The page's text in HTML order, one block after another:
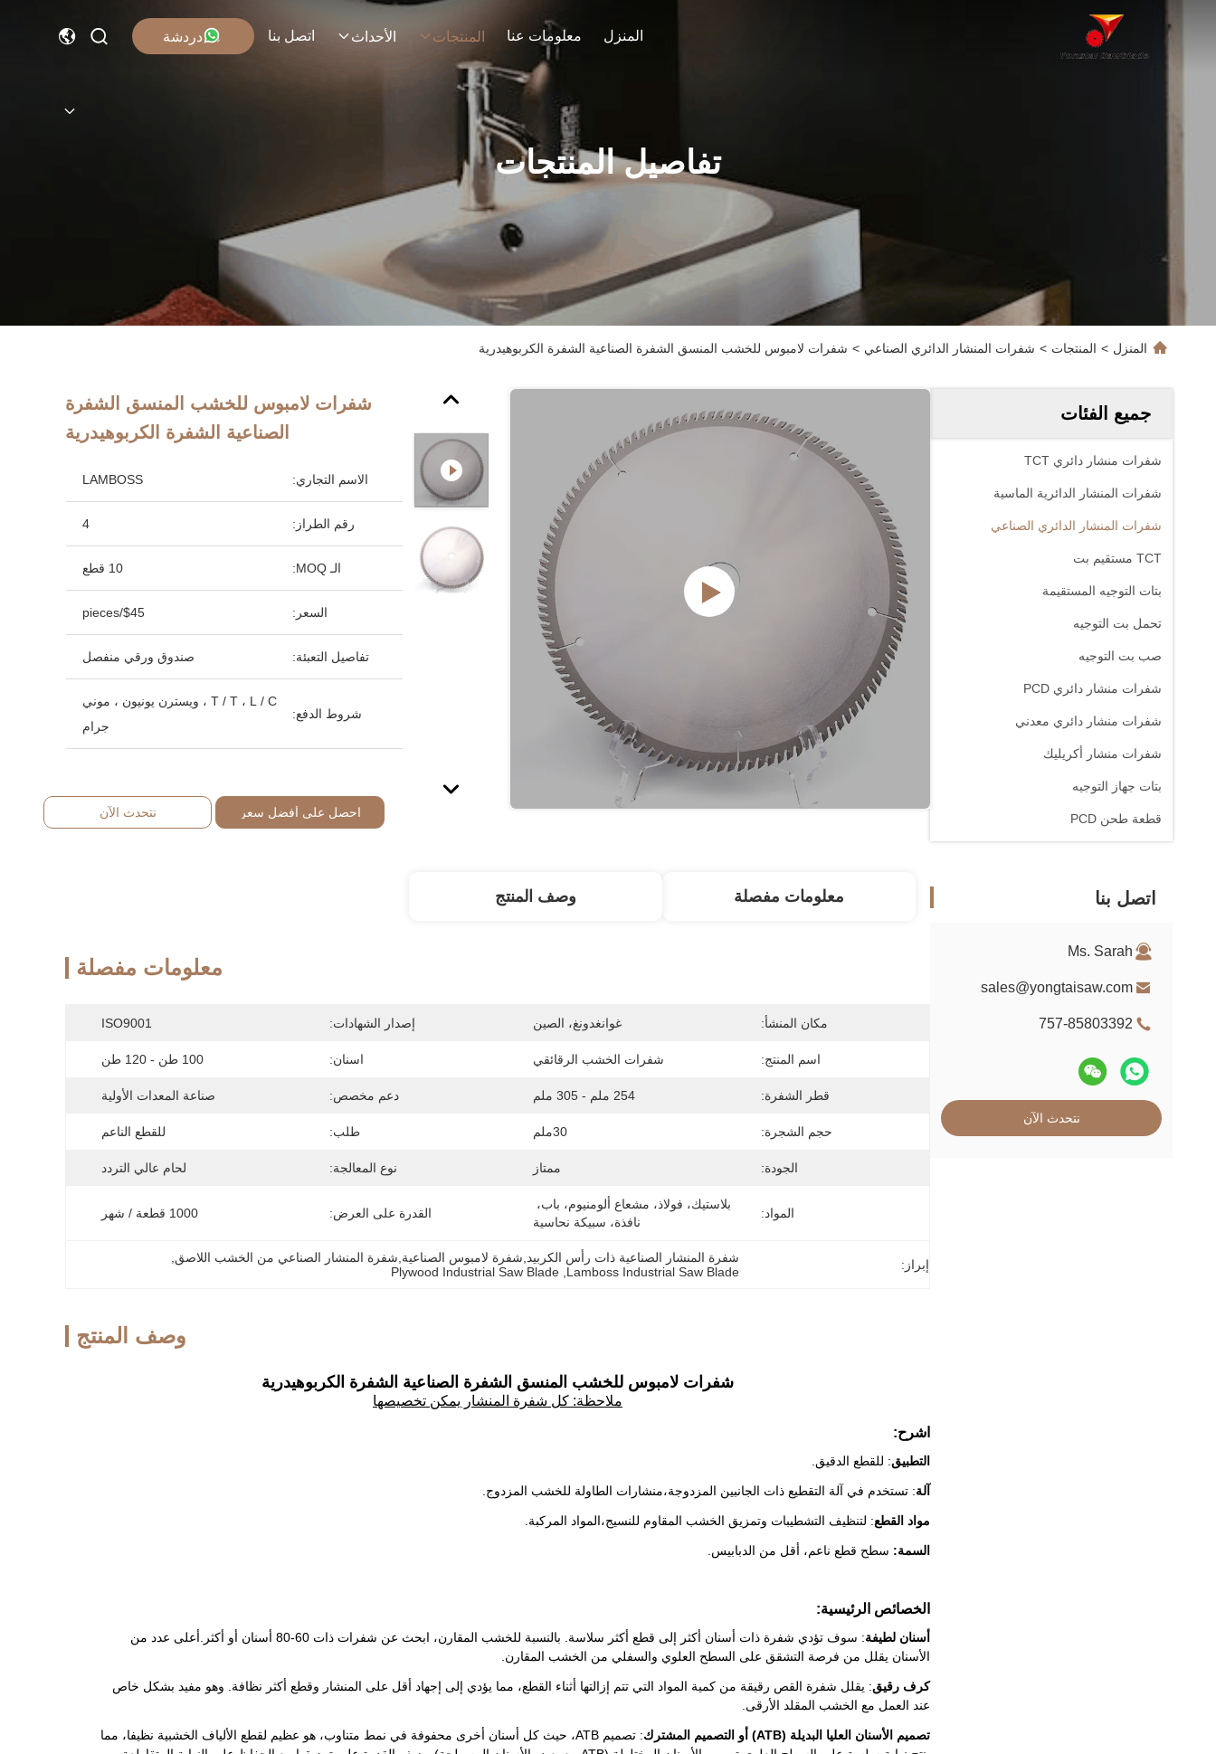
المنزل معلومات عنا المنتجات الأحداث اتصل بنا دردشة
تفاصيل المنتجات
المنزل > المنتجات > شفرات المنشار الدائري الصناعي > شفرات لامبوس للخشب المنسق الشفرة الصناعية الشفرة الكربوهيدرية
جميع الفئات
شفرات منشار دائري TCT
شفرات المنشار الدائرية الماسية
شفرات المنشار الدائري الصناعي
TCT مستقيم بت
بتات التوجيه المستقيمة
تحمل بت التوجيه
صب بت التوجيه
شفرات منشار دائري PCD
شفرات منشار دائري معدني
شفرات منشار أكريليك
بتات جهاز التوجيه
قطعة طحن PCD
اتصل بنا
Ms. Sarah
sales@yongtaisaw.com
757-85803392
نتحدث الآن
شفرات لامبوس للخشب المنسق الشفرة
الصناعية الشفرة الكربوهيدرية
الاسم التجاري: LAMBOSS
رقم الطراز: 4
الـ MOQ: 10 قطع
السعر: $45/pieces
تفاصيل التعبئة: صندوق ورقي منفصل
شروط الدفع:
T / T ، L / C ، ويسترن يونيون ، موني
جرام
احصل على أفضل سعر نتحدث الآن
معلومات مفصلة وصف المنتج
معلومات مفصلة
مكان المنشأ: غوانغدونغ، الصين إصدار الشهادات: ISO9001
اسم المنتج: شفرات الخشب الرقائقي اسنان: 100 طن - 120 طن
قطر الشفرة: 254 ملم - 305 ملم دعم مخصص: صناعة المعدات الأولية
حجم الشجرة: 30ملم طلب: للقطع الناعم
الجودة: ممتاز نوع المعالجة: لحام عالي التردد
المواد:
نافذة، سبيكة نحاسية
القدرة على العرض: 1000 قطعة / شهر
إبراز: شفرة المنشار الصناعية ذات رأس الكربيد,شفرة لامبوس الصناعية,شفرة المنشار الصناعي من الخشب اللاصق
Lamboss Industrial Saw Blade
,
Plywood Industrial Saw Blade
وصف المنتج
شفرات لامبوس للخشب المنسق الشفرة الصناعية الشفرة الكربوهيدرية
ملاحظة: كل شفرة المنشار يمكن تخصيصها
اشرح:
التطبيق: للقطع الدقيق.
آلة: تستخدم في آلة التقطيع ذات الجانبين المزدوجة،منشارات الطاولة للخشب المزدوج.
مواد القطع: لتنظيف التشطيبات وتمزيق الخشب المقاوم للنسيج،المواد المركبة.
السمة: سطح قطع ناعم، أقل من الدبابيس
الخصائص الرئيسية:
أسنان لطيفة
: سوف تؤدي شفرة ذات أسنان أكثر إلى قطع أكثر سلاسة. بالنسبة للخشب المقارن، ابحث عن شفرات ذات 60-80 أسنان أو أكثر.أعلى عدد من
الأسنان يقلل من فرصة التشقق على السطح العلوي والسفلي من الخشب المقارن.
كرف رقيق: يقلل شفرة القص رقيقة من كمية المواد التي تتم إزالتها أثناء القطع، مما يؤدي إلى إجهاد أقل على المنشار وقطع أكثر نظافة. وهو مفيد بشكل خاص
عند العمل مع الخشب المقلد الأرقى.
تصميم الأسنان العليا البديلة (ATB) أو التصميم المشترك
: تصميم ATB، حيث كل أسنان أخرى محفوفة في نمط متناوب، هو عظيم لقطع الألياف الخشبية نظيفا، مما